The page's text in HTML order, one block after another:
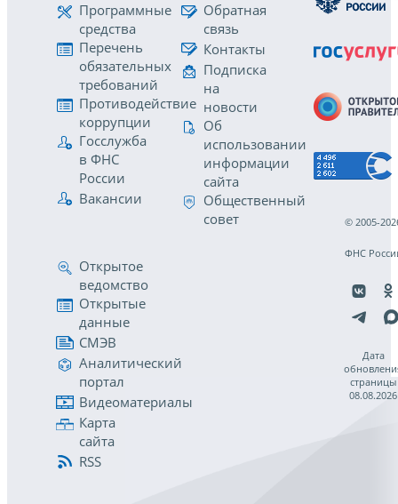
Программные
средства
Перечень
обязательных
требований
Противодействие
коррупции
Госслужба
в ФНС
России
Вакансии
Обратная
связь
Контакты
Подписка
на
новости
Об
использовании
информации
сайта
Общественный
совет
Открытое
ведомство
Открытые
данные
СМЭВ
Аналитический
портал
Видеоматериалы
Карта
сайта
RSS
© 2005-
ФНС
Дата
страницы
08.08.2026